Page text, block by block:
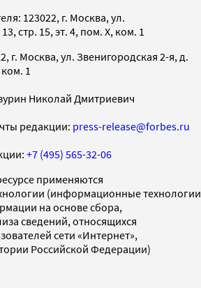
123022, г. Москва, ул.
стр. 15, эт. 4, пом. X, ком. 1
г. Москва, ул. Звенигородская 2-я, д.
1
Николай Дмитриевич
редакции: press-release@forbes.ru
+7 (495) 565-32-06
применяются
(информационные технологии
на основе сбора,
сведений, относящихся
сети «Интернет»,
Российской Федерации)